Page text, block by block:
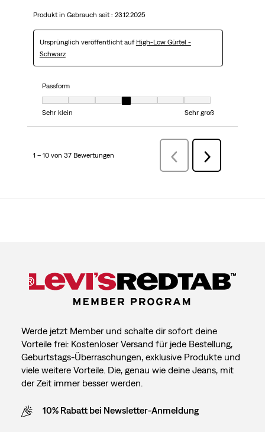
Produkt in Gebrauch seit : 23.12.2025
Ursprünglich veröffentlicht auf High-Low Gürtel -
Schwarz
Passform
Passform, 4 von 7, wobei 1 gleich Sehr klein ist und 7 gleich Sehr groß
Sehr klein
Sehr groß
1 – 10 von 37 Bewertungen ZurückBewertungen
Weiter
Bewertungen
Werde jetzt Member und schalte dir sofort deine
Vorteile frei: Kostenloser Versand für jede Bestellung,
Geburtstags-Überraschungen, exklusive Produkte und
viele weitere Vorteile. Die, genau wie deine Jeans, mit
der Zeit immer besser werden.
10% Rabatt bei Newsletter-Anmeldung